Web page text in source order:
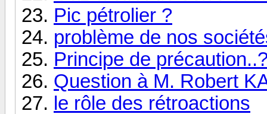
Pic pétrolier ?
problème de nos
Principe de
Question à M. Robert
le rôle des rétroactions